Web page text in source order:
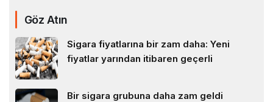
Göz Atın
Sigara fiyatlarına bir zam daha: Yeni
fiyatlar yarından itibaren geçerli
Bir sigara grubuna daha zam geldi